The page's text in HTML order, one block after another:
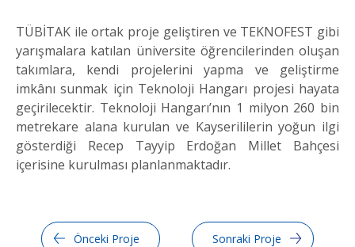
TÜBİTAK ile ortak proje geliştiren ve TEKNOFEST gibi
yarışmalara katılan üniversite öğrencilerinden oluşan
takımlara, kendi projelerini yapma ve geliştirme
imkânı sunmak için Teknoloji Hangarı projesi hayata
geçirilecektir. Teknoloji Hangarı’nın 1 milyon 260 bin
metrekare alana kurulan ve Kayserililerin yoğun ilgi
gösterdiği Recep Tayyip Erdoğan Millet Bahçesi
içerisine kurulması planlanmaktadır.
Önceki Proje Sonraki Proje